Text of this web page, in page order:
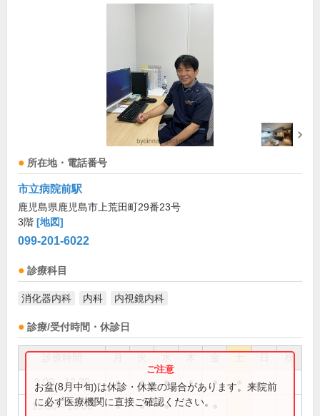
所在地・電話番号
市立病院前駅
鹿児島県鹿児島市上荒田町29番23号
3階 [地図]
099-201-6022
診療科目
消化器内科 内科 内視鏡内科
診療/受付時間・休診日
祝
9:00～12:30 ● ● ● ● ●
15:30～18:00 ● ● ●
お盆(8月中旬)は休診・休業の場合があります。来院前
に必ず医療機関に直接ご確認ください。